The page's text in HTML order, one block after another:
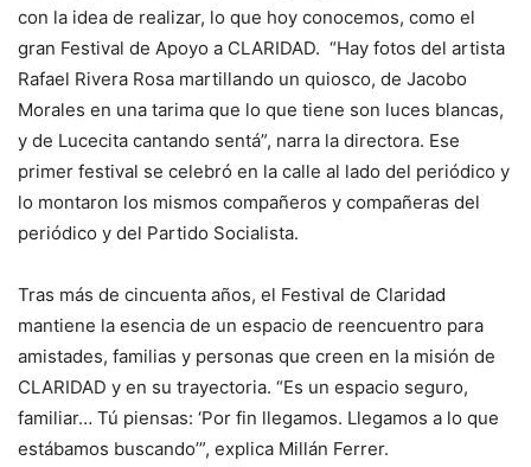
con la idea de realizar, lo que hoy conocemos, como el
gran Festival de Apoyo a CLARIDAD. “Hay fotos del artista
Rafael Rivera Rosa martillando un quiosco, de Jacobo
Morales en una tarima que lo que tiene son luces blancas,
y de Lucecita cantando sentá”, narra la directora. Ese
primer festival se celebró en la calle al lado del periódico y
lo montaron los mismos compañeros y compañeras del
periódico y del Partido Socialista.
Tras más de cincuenta años, el Festival de Claridad
mantiene la esencia de un espacio de reencuentro para
amistades, familias y personas que creen en la misión de
CLARIDAD y en su trayectoria. “Es un espacio seguro,
familiar… Tú piensas: ‘Por fin llegamos. Llegamos a lo que
estábamos buscando’”, explica Millán Ferrer.